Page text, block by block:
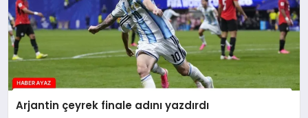
Arjantin çeyrek finale adını yazdırdı